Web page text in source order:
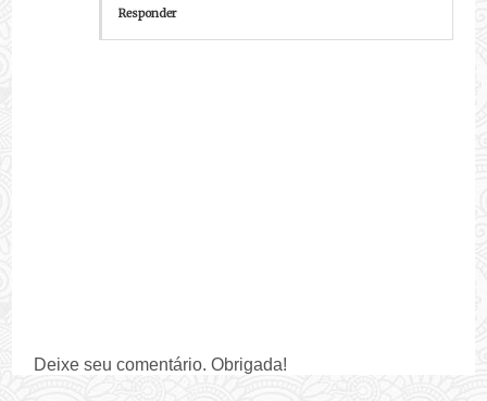
Responder
Deixe seu comentário. Obrigada!